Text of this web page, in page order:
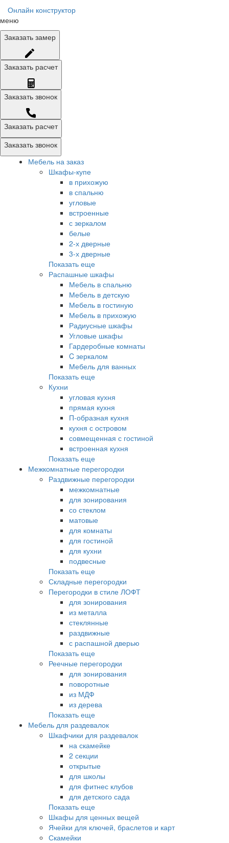
Онлайн конструктор
меню
Заказать замер
Заказать расчет
Заказать звонок
Заказать расчет
Заказать звонок
Мебель на заказ
Шкафы-купе
в прихожую
в спальню
угловые
встроенные
с зеркалом
белые
2-х дверные
3-х дверные
Показать еще
Распашные шкафы
Мебель в спальню
Мебель в детскую
Мебель в гостиную
Мебель в прихожую
Радиусные шкафы
Угловые шкафы
Гардеробные комнаты
C зеркалом
Мебель для ванных
Показать еще
Кухни
угловая кухня
прямая кухня
П-образная кухня
кухня с островом
совмещенная с гостиной
встроенная кухня
Показать еще
Межкомнатные перегородки
Раздвижные перегородки
межкомнатные
для зонирования
со стеклом
матовые
для комнаты
для гостиной
для кухни
подвесные
Показать еще
Складные перегородки
Перегородки в стиле ЛОФТ
для зонирования
из металла
стеклянные
раздвижные
с распашной дверью
Показать еще
Реечные перегородки
для зонирования
поворотные
из МДФ
из дерева
Показать еще
Мебель для раздевалок
Шкафчики для раздевалок
на скамейке
2 секции
открытые
для школы
для фитнес клубов
для детского сада
Показать еще
Шкафы для ценных вещей
Ячейки для ключей, браслетов и карт
Скамейки